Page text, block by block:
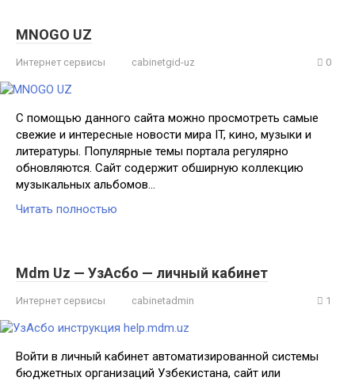
MNOGO UZ
Интернет сервисы cabinetgid-uz 0
С помощью данного сайта можно просмотреть самые
свежие и интересные новости мира IT, кино, музыки и
литературы. Популярные темы портала регулярно
обновляются. Сайт содержит обширную коллекцию
музыкальных альбомов…
Читать полностью
Mdm Uz — УзАсбо — личный кабинет
Интернет сервисы cabinetadmin 1
Войти в личный кабинет автоматизированной системы
бюджетных организаций Узбекистана, сайт или